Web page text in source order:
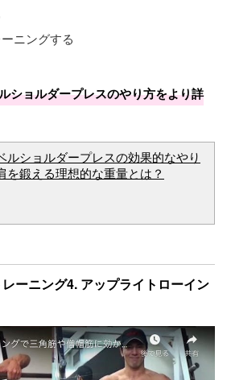
ニングする
ショルダープレスのやり方をより詳
ルショルダープレスの効果的なやり
を鍛える理想的な重量とは？
ーニング4. アップライトローイン